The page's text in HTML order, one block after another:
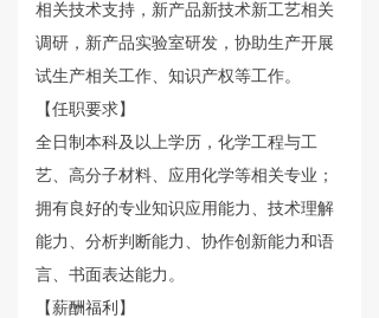
相关技术支持，新产品新技术新工艺相关
调研，新产品实验室研发，协助生产开展
试生产相关工作、知识产权等工作。
【任职要求】
全日制本科及以上学历，化学工程与工
艺、高分子材料、应用化学等相关专业；
拥有良好的专业知识应用能力、技术理解
能力、分析判断能力、协作创新能力和语
言、书面表达能力。
【薪酬福利】